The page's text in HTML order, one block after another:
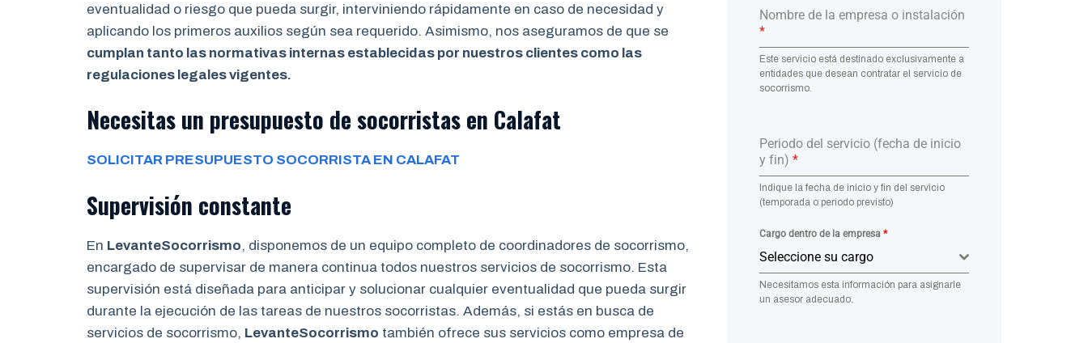
eventualidad o riesgo que pueda surgir, interviniendo rápidamente en caso de necesidad y
aplicando los primeros auxilios según sea requerido. Asimismo, nos aseguramos de que se
cumplan tanto las normativas internas establecidas por nuestros clientes como las
regulaciones legales vigentes.
Necesitas un presupuesto de socorristas en Calafat
SOLICITAR PRESUPUESTO SOCORRISTA EN CALAFAT
Supervisión constante
En LevanteSocorrismo, disponemos de un equipo completo de coordinadores de socorrismo,
encargado de supervisar de manera continua todos nuestros servicios de socorrismo. Esta
supervisión está diseñada para anticipar y solucionar cualquier eventualidad que pueda surgir
durante la ejecución de las tareas de nuestros socorristas. Además, si estás en busca de
servicios de socorrismo, LevanteSocorrismo también ofrece sus servicios como empresa de
Nombre de la empresa o instalación
*
Este servicio está destinado exclusivamente a
entidades que desean contratar el servicio de
socorrismo.
Periodo del servicio (fecha de inicio
y fin) *
Indique la fecha de inicio y fin del servicio
(temporada o periodo previsto)
Cargo dentro de la empresa *
Seleccione su cargo
Necesitamos esta información para asignarle
un asesor adecuado.